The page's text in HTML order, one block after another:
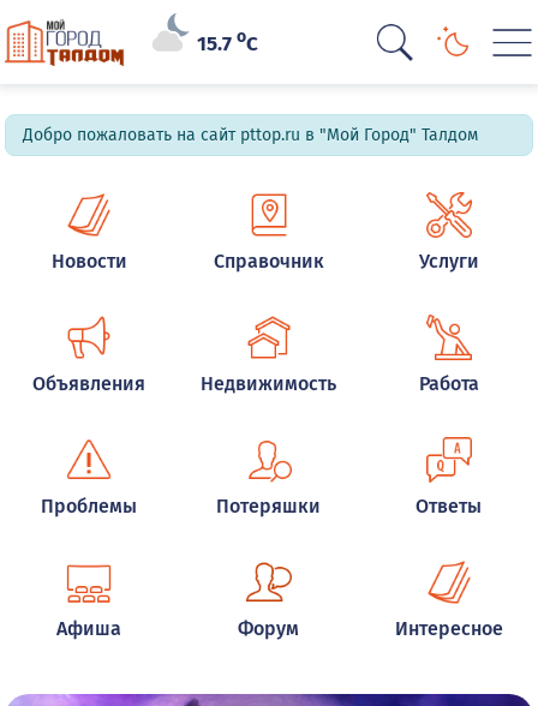
15.7oC
Добро пожаловать на сайт pttop.ru в "Мой Город" Талдом
Новости Справочник Услуги
Объявления Недвижимость Работа
Проблемы Потеряшки Ответы
Афиша Форум Интересное